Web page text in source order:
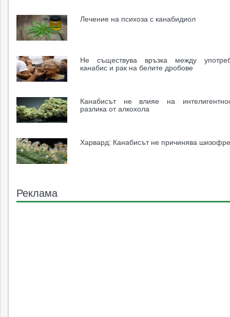
Лечение на психоза с канабидиол
Не съществува връзка между
канабис и рак на белите дробове
Канабисът не влияе на
разлика от алкохола
Харвард: Канабисът не причинява
Реклама